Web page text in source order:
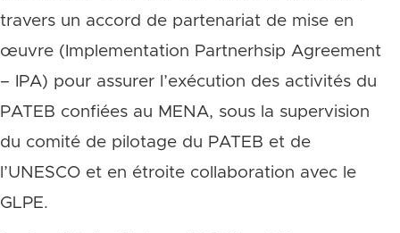
travers un accord de partenariat de mise en
œuvre (Implementation Partnerhsip Agreement
– IPA) pour assurer l’exécution des activités du
PATEB confiées au MENA, sous la supervision
du comité de pilotage du PATEB et de
l’UNESCO et en étroite collaboration avec le
GLPE.